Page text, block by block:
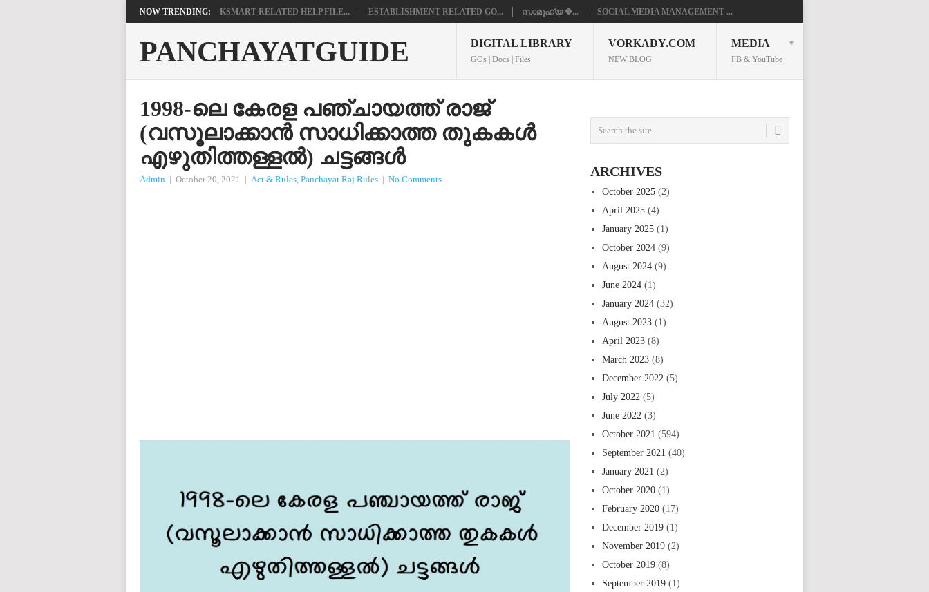
NOW TRENDING: KSMART RELATED HELP FILE... ESTABLISHMENT RELATED GO... സാമൂഹ്യ �... SOCIAL MEDIA MANAGEMENT ...
PANCHAYATGUIDE DIGITAL LIBRARY
GOs | Docs | Files
VORKADY.COM
NEW BLOG
MEDIA
FB & YouTube
1998-ലെ കേരള പഞ്ചായത്ത് രാജ്
(വസൂലാക്കാൻ സാധിക്കാത്ത തുകകൾ
എഴുതിത്തള്ളൽ) ചട്ടങ്ങൾ
Admin | October 20, 2021 | Act & Rules, Panchayat Raj Rules | No Comments
ARCHIVES
October 2025 (2)
April 2025 (4)
January 2025 (1)
October 2024 (9)
August 2024 (9)
June 2024 (1)
January 2024 (32)
August 2023 (1)
April 2023 (8)
March 2023 (8)
December 2022 (5)
July 2022 (5)
June 2022 (3)
October 2021 (594)
September 2021 (40)
January 2021 (2)
October 2020 (1)
February 2020 (17)
December 2019 (1)
November 2019 (2)
October 2019 (8)
September 2019 (1)